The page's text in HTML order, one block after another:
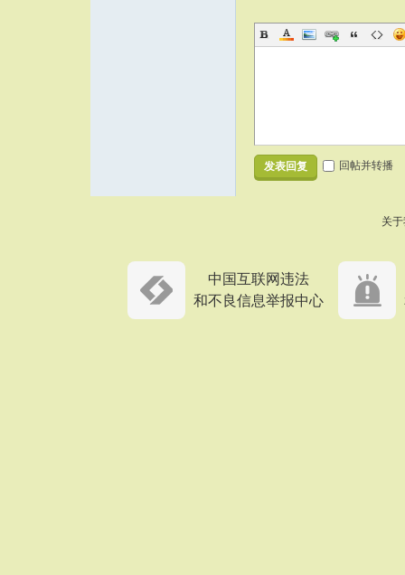
发表回复 回帖并转播
关
中国互联网违法
和不良信息举报中心